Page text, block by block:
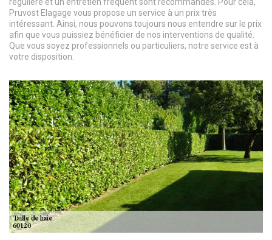
Pruvost Elagage vous propose un service à un prix très
intéressant. Ainsi, nous pouvons toujours nous entendre sur le prix
afin que vous puissiez bénéficier de nos interventions de qualité.
Que vous soyez professionnels ou particuliers, notre service est à
votre disposition.